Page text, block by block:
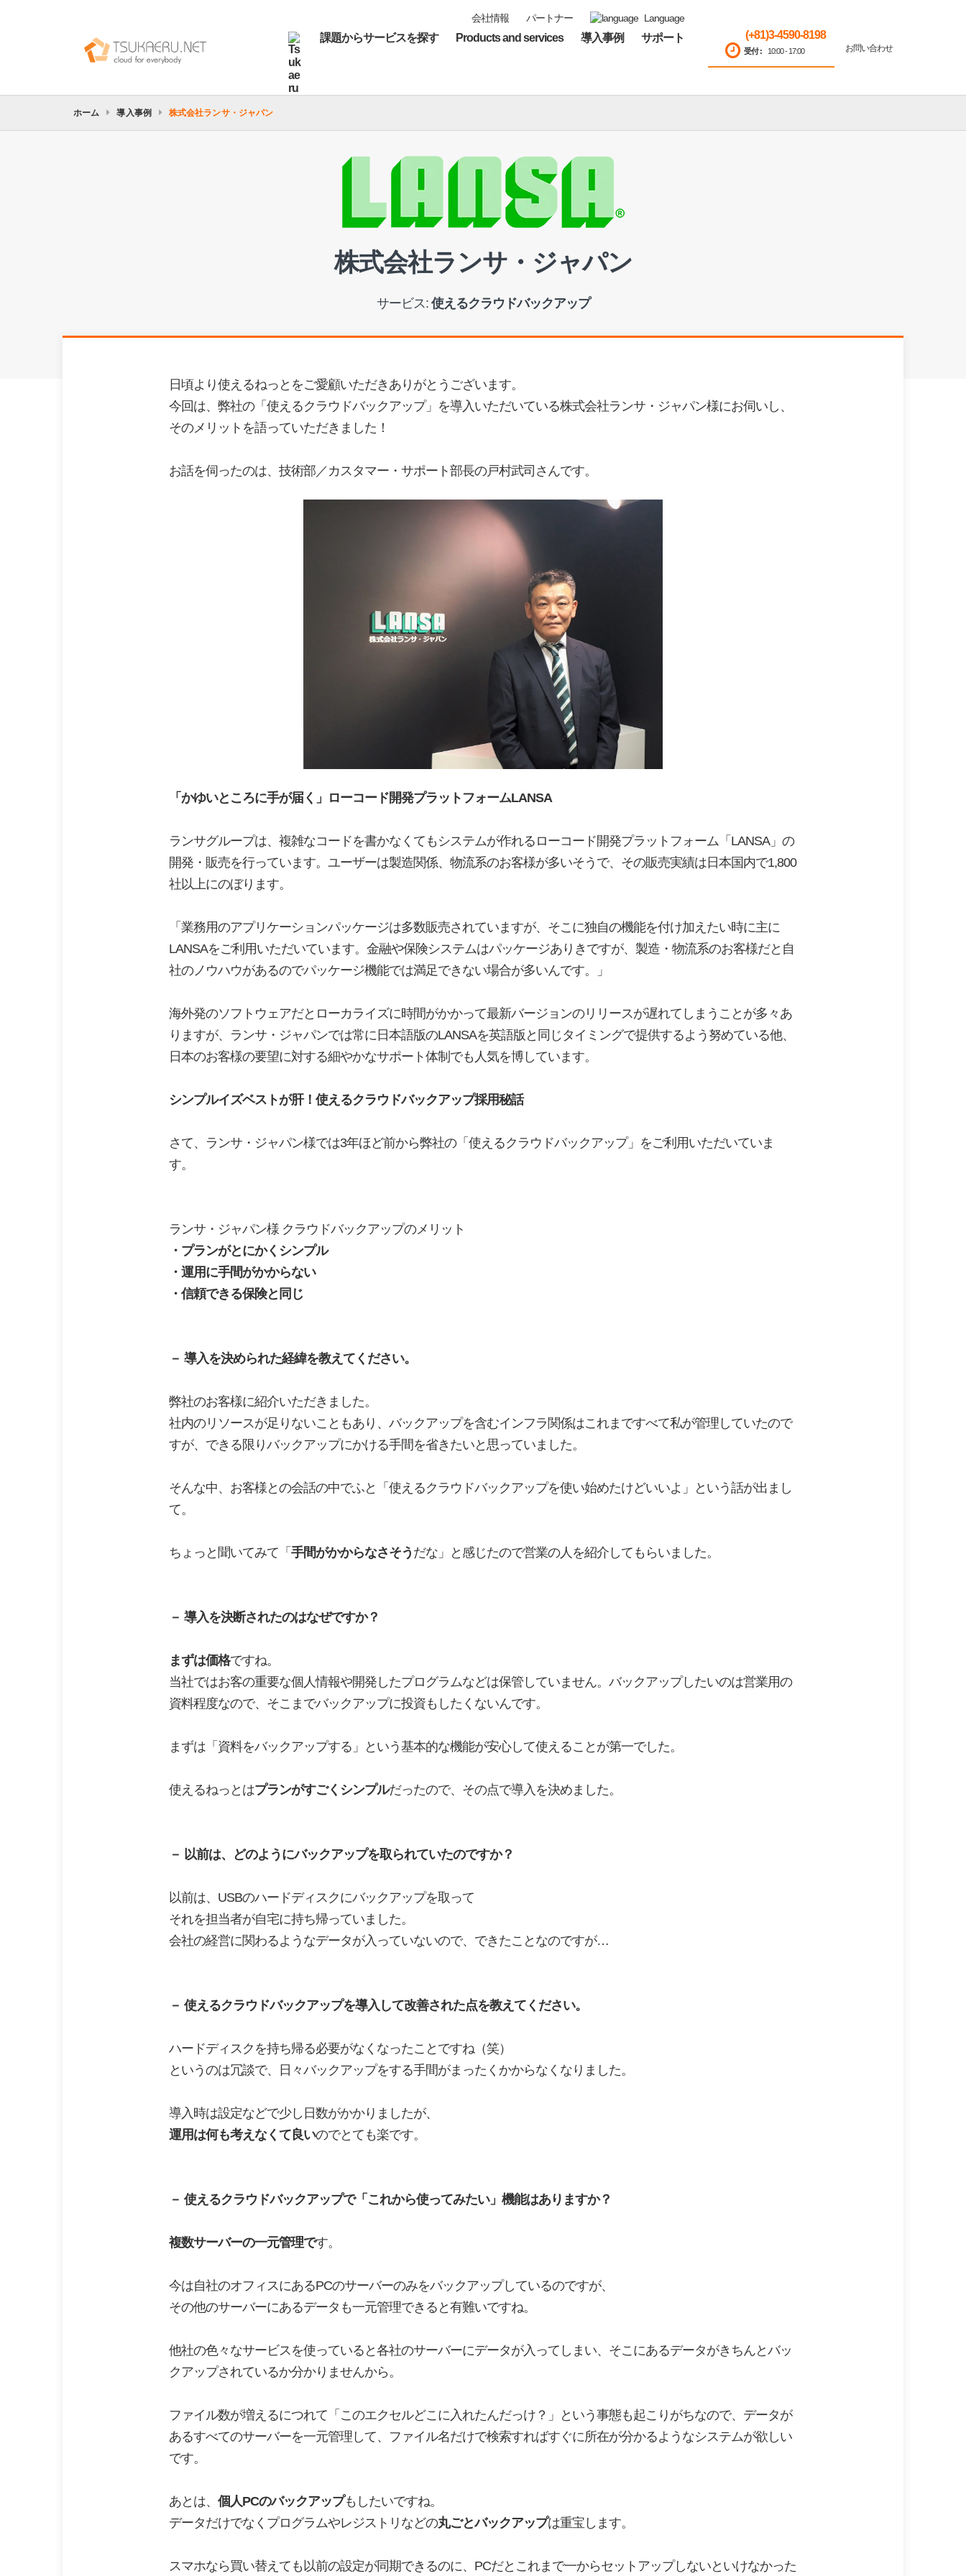
会社情報 パートナー Language
課題からサービスを探す Products and services 導入事例 サポート (+81)3-4590-8198
受付 : 10:00 - 17:00 お問い合わせ
ホーム 導入事例 株式会社ランサ・ジャパン
株式会社ランサ・ジャパン
サービス: 使えるクラウドバックアップ
日頃より使えるねっとをご愛顧いただきありがとうございます。
今回は、弊社の「 使えるクラウドバックアップ」を導入いただいている株式会社ランサ・ジャパン様にお伺いし、
そのメリットを語っていただきました！
お話を伺ったのは、技術部／カスタマー・サポート部長の戸村武司さんです。
「かゆいところに手が届く」ローコード開発プラットフォームLANSA
ランサグループは、複雑なコードを書かなくてもシステムが作れるローコード開発プラットフォーム「LANSA」の
開発・販売を行っています。ユーザーは製造関係、物流系のお客様が多いそうで、その販売実績は日本国内で1,800
社以上にのぼります。
「業務用のアプリケーションパッケージは多数販売されていますが、そこに独自の機能を付け加えたい時に主に
LANSAをご利用いただいています。金融や保険システムはパッケージありきですが、製造・物流系のお客様だと自
社のノウハウがあるのでパッケージ機能では満足できない場合が多いんです。」
海外発のソフトウェアだとローカライズに時間がかかって最新バージョンのリリースが遅れてしまうことが多々あ
りますが、ランサ・ジャパンでは常に日本語版のLANSAを英語版と同じタイミングで提供するよう努めている他、
日本のお客様の要望に対する細やかなサポート体制でも人気を博しています。
シンプルイズベストが肝！使えるクラウドバックアップ採用秘話
さて、ランサ・ジャパン様では3年ほど前から弊社の「使えるクラウドバックアップ」をご利用いただいていま
す。
ランサ・ジャパン様 クラウドバックアップのメリット
・プランがとにかくシンプル
・運用に手間がかからない
・信頼できる保険と同じ
－ 導入を決められた経緯を教えてください。
弊社のお客様に紹介いただきました。
社内のリソースが足りないこともあり、バックアップを含むインフラ関係はこれまですべて私が管理していたので
すが、できる限りバックアップにかける手間を省きたいと思っていました。
そんな中、お客様との会話の中でふと「使えるクラウドバックアップを使い始めたけどいいよ」という話が出まし
て。
ちょっと聞いてみて「 手間がかからなさそう だな」と感じたので営業の人を紹介してもらいました。
－ 導入を決断されたのはなぜですか？
まずは価格ですね。
当社ではお客の重要な個人情報や開発したプログラムなどは保管していません。バックアップしたいのは営業用の
資料程度なので、そこまでバックアップに投資もしたくないんです。
まずは「資料をバックアップする」という基本的な機能が安心して使えることが第一でした。
使えるねっとはプランがすごくシンプルだったので、その点で導入を決めました。
－ 以前は、どのようにバックアップを取られていたのですか？
以前は、USBのハードディスクにバックアップを取って
それを担当者が自宅に持ち帰っていました。
会社の経営に関わるようなデータが入っていないので、できたことなのですが…
－ 使えるクラウドバックアップを導入して改善された点を教えてください。
ハードディスクを持ち帰る必要がなくなったことですね（笑）
というのは冗談で、日々バックアップをする手間がまったくかからなくなりました。
導入時は設定などで少し日数がかかりましたが、
運用は何も考えなくて良いのでとても楽です。
－ 使えるクラウドバックアップで「これから使ってみたい」機能はありますか？
複数サーバーの一元管理です。
今は自社のオフィスにあるPCのサーバーのみをバックアップしているのですが、
その他のサーバーにあるデータも一元管理できると有難いですね。
他社の色々なサービスを使っていると各社のサーバーにデータが入ってしまい、そこにあるデータがきちんとバッ
クアップされているか分かりませんから。
ファイル数が増えるにつれて「このエクセルどこに入れたんだっけ？」という事態も起こりがちなので、データが
あるすべてのサーバーを一元管理して、ファイル名だけで検索すればすぐに所在が分かるようなシステムが欲しい
です。
あとは、 個人PCのバックアップもしたいですね。
データだけでなくプログラムやレジストリなどの丸ごとバックアップは重宝します。
スマホなら買い替えても以前の設定が同期できるのに、PCだとこれまで一からセットアップしないといけなかった